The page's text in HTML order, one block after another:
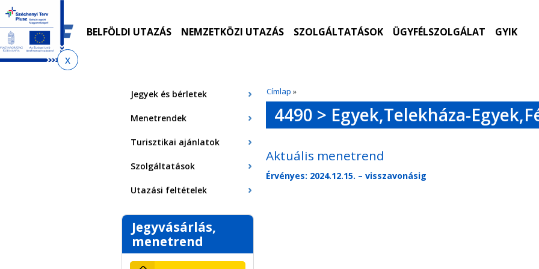
Ugrás
menetrendkeresőhöz
Ugrás
az
almenühöz
Ugrás
tartalomra
Ugrás
az
oldaltérképre
BELFÖLDI UTAZÁS NEMZETKÖZI UTAZÁS SZOLGÁLTATÁSOK ÜGYFÉLSZOLGÁLAT GYIK
Címlap »
Jegyek és bérletek
Menetrendek
Turisztikai ajánlatok
Szolgáltatások
Utazási feltételek
Jegyvásárlás,
menetrend
4490 > Egyek,Telekháza-
Aktuális menetrend
Érvényes: 2024.12.15. – visszavonásig